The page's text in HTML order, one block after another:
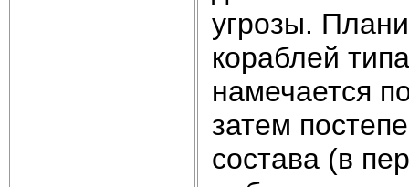
угрозы.
кораблей
намечается
затем
состава (в